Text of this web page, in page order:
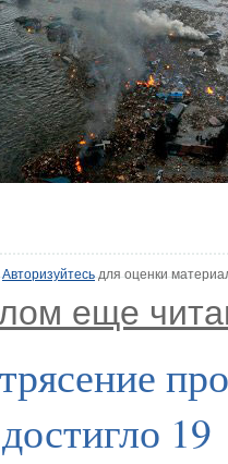
Авторизуйтесьдля оценки
еще
19